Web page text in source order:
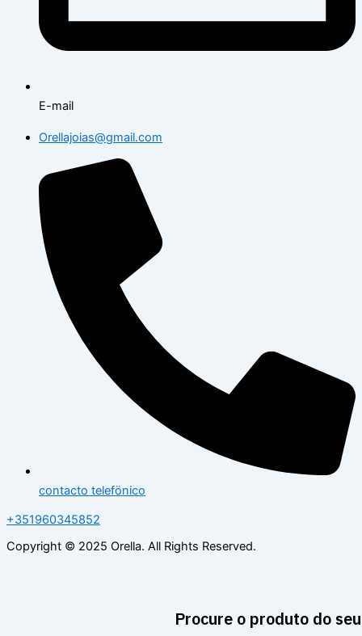
E-mail
Orellajoias@gmail.com
contacto telefönico
+351960345852
Copyright © 2025 Orella. All Rights Reserved.
Procure o produto do